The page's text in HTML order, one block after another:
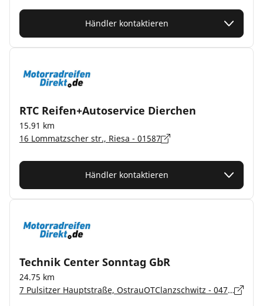
Händler kontaktieren
RTC Reifen+Autoservice Dierchen
15.91 km
16 Lommatzscher str., Riesa - 01587
Händler kontaktieren
Technik Center Sonntag GbR
24.75 km
7 Pulsitzer Hauptstraße, OstrauOTClanzschwitz - 04749